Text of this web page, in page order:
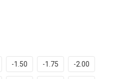
-1.50 -1.75 -2.00